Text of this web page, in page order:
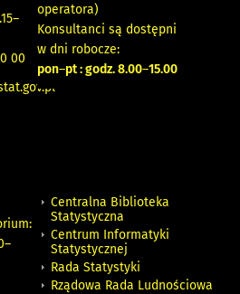
00
operatora)
Konsultanci są dostępni
w dni robocze:
pon–pt : godz. 8.00–15.00
–
Centralna Biblioteka
Statystyczna
Centrum Informatyki
Statystycznej
Rada Statystyki
Rządowa Rada Ludnościowa